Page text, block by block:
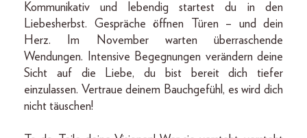
Kommunikativ und lebendig startest du in den
Liebesherbst. Gespräche öffnen Türen – und dein
Herz. Im November warten überraschende
Wendungen. Intensive Begegnungen verändern deine
Sicht auf die Liebe, du bist bereit dich tiefer
einzulassen. Vertraue deinem Bauchgefühl, es wird dich
nicht täuschen!